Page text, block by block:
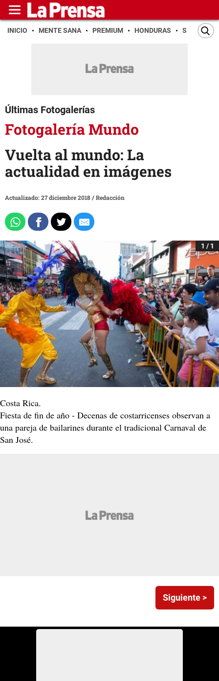
INICIO MENTE SANA PREMIUM HONDURAS SAN PEDRO
Últimas Fotogalerías
Fotogalería Mundo
Vuelta al mundo: La
actualidad en imágenes
Actualizado: 27 diciembre 2018/Redacción
1 / 1
Costa Rica.
Fiesta de fin de año - Decenas de costarricenses observan a
una pareja de bailarines durante el tradicional Carnaval de
San José.
Siguiente >